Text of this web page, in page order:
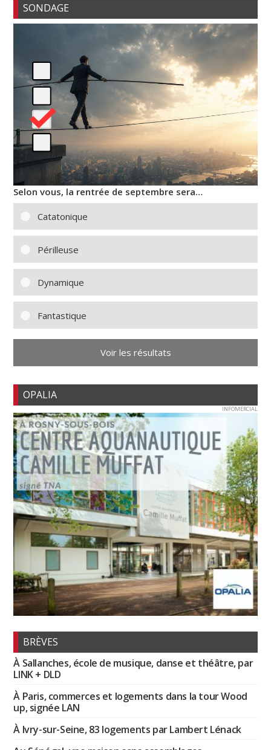
SONDAGE
Selon vous, la rentrée de septembre sera…
Catatonique
Périlleuse
Dynamique
Fantastique
Voir les résultats
OPALIA
INFOMERCIAL
BRÈVES
À Sallanches, école de musique, danse et théâtre, par
LINK + DLD
À Paris, commerces et logements dans la tour Wood
up, signée LAN
À Ivry-sur-Seine, 83 logements par Lambert Lénack